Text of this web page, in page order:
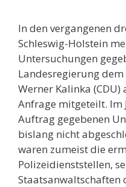
In den vergangenen
Schleswig-Holstein
Untersuchungen
Landesregierung
Werner Kalinka
Anfrage mitgeteilt. Im
Auftrag gegebenen
bislang nicht
waren zumeist die
Polizeidienststellen,
Staatsanwaltschaften